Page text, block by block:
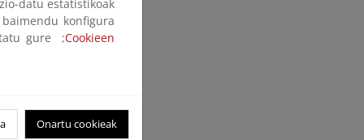
un recorrido sobre
de 1730-36.
acercarse a las
datu estatistikoak
konfigura
gure ;Cookieen
Onartu cookieak